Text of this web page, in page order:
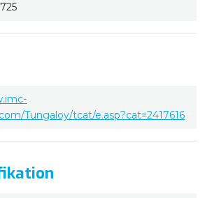
Tungaloy/tcat/e.asp?cat=2417616